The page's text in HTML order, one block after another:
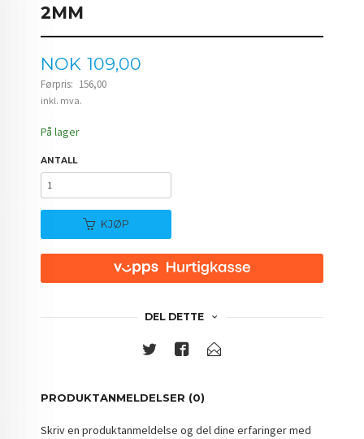
2MM
Tilbud
NOK 109,00
Førpris: 156,00
Rabatt
inkl. mva.
På lager
ANTALL
KJØP
DEL DETTE
PRODUKTANMELDELSER (0)
Skriv en produktanmeldelse og del dine erfaringer med